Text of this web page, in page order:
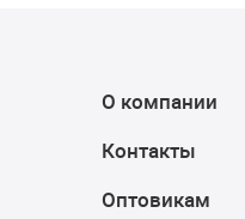
О компании
Контакты
Оптовикам